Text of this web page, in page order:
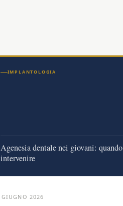
IMPLANTOLOGIA
Agenesia dentale nei giovani: quando
intervenire
GIUGNO 2026